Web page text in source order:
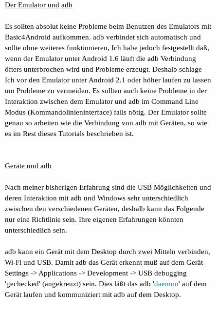
Der Emulator und adb
Es sollten absolut keine Probleme beim Benutzen des Emulators mit
Basic4Android aufkommen. adb verbindet sich automatisch und
sollte ohne weiteres funktionieren, Ich habe jedoch festgestellt daß,
wenn der Emulator unter Android 1.6 läuft die adb Verbindung
öfters unterbrochen wird und Probleme erzeugt. Deshalb schlage
Ich vor den Emulator unter Android 2.1 oder höher laufen zu lassen
um Probleme zu vermeiden. Es sollten auch keine Probleme in der
Interaktion zwischen dem Emulator und adb im Command Line
Modus (Kommandolinieninterface) falls nötig. Der Emulator sollte
genau so arbeiten wie die Verbindung von adb mit Geräten, so wie
es im Rest dieses Tutorials beschrieben ist.
Geräte und adb
Nach meiner bisherigen Erfahrung sind die USB Möglichkeiten und
deren Interaktion mit adb und Windows sehr unterschiedlich
zwischen den verschiedenen Geräten, deshalb kann das Folgende
nur eine Richtlinie sein. Ihre eigenen Erfahrungen könnten
unterschiedlich sein.
adb kann ein Gerät mit dem Desktop durch zwei Mitteln verbinden,
Wi-Fi und USB. Damit adb das Gerät erkennt muß auf dem Gerät
Settings -> Applications -> Development -> USB debugging
'gechecked' (angekreuzt) sein. Dies läßt das adb 'daemon' auf dem
Gerät laufen und kommuniziert mit adb auf dem Desktop.